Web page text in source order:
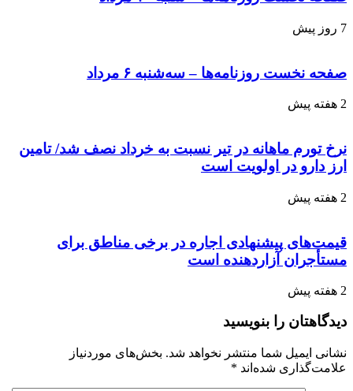
7 روز پیش
صفحه نخست روزنامه‌ها – سه‌شنبه ۶ مرداد
2 هفته پیش
نرخ تورم ماهانه در تیر نسبت به خرداد نصف شد/ تامین
ارز دارو در اولویت است
2 هفته پیش
قیمت‌های پیشنهادی اجاره در برخی مناطق برای
مستأجران آزاردهنده است
2 هفته پیش
دیدگاهتان را بنویسید
نشانی ایمیل شما منتشر نخواهد شد. بخش‌های موردنیاز
علامت‌گذاری شده‌اند *